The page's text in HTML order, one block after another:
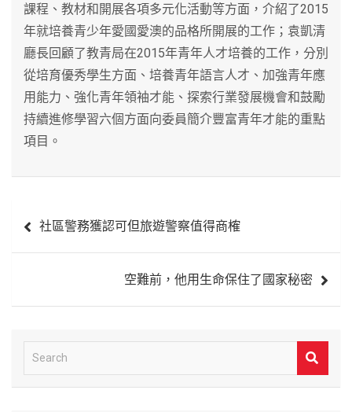
課程、教材和開展各項多元化活動等方面，介紹了2015
年就培養青少年愛國愛澳的品格所開展的工作；袁凱清
廳長回顧了教青局在2015年青年人才培養的工作，分別
從培育優秀學生方面、培養青年語言人才、加強青年應
用能力、強化青年領袖才能、探索行業發展機會和鼓勵
持續進修學習六個方面向委員簡介豐富青年才能的重點
項目。
章 社區警務獲認可但旅遊警察值得商榷
空難前，他用生命保住了國家秘密
e